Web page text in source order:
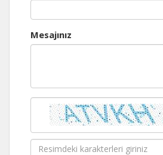
Mesajınız